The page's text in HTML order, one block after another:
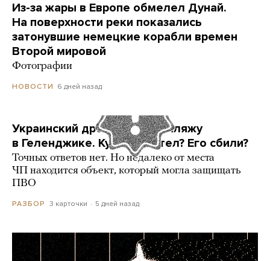
Из-за жары в Европе обмелел Дунай.
На поверхности реки показались
затонувшие немецкие корабли времен
Второй мировой
Фотографии
НОВОСТИ 6 дней назад
Украинский дрон попал по пляжу
в Геленджике. Куда он летел? Его сбили?
Точных ответов нет. Но недалеко от места
ЧП находится объект, который могла защищать
ПВО
РАЗБОР 3 карточки 5 дней назад